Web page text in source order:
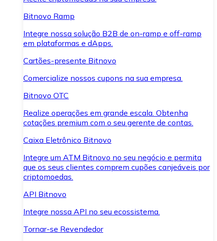
Bitnovo Ramp
Integre nossa solução B2B de on-ramp e off-ramp
em plataformas e dApps.
Cartões-presente Bitnovo
Comercialize nossos cupons na sua empresa.
Bitnovo OTC
Realize operações em grande escala. Obtenha
cotações premium com o seu gerente de contas.
Caixa Eletrônico Bitnovo
Integre um ATM Bitnovo no seu negócio e permita
que os seus clientes comprem cupões canjeáveis por
criptomoedas.
API Bitnovo
Integre nossa API no seu ecossistema.
Tornar-se Revendedor